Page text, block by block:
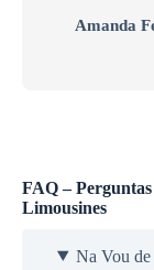
Amanda
FAQ –
Limousines
Na Vou